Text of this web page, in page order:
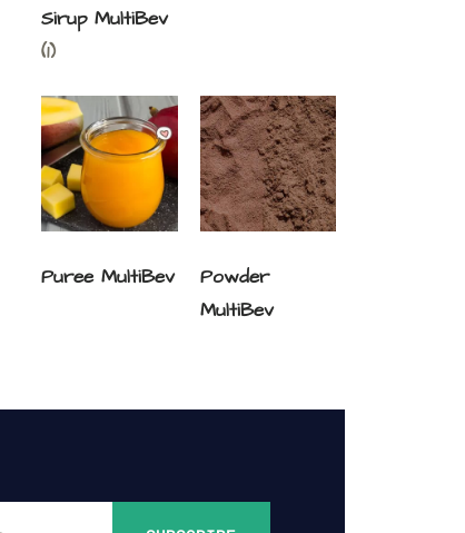
Sirup MultiBev
(1)
Puree MultiBev
Powder
MultiBev